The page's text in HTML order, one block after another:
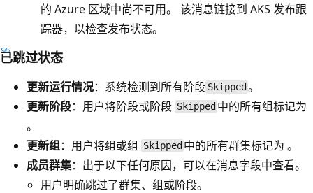
的 Azure 区域中尚不可用。 该消息链接到 AKS 发布跟
踪器，以检查发布状态。
已跳过状态
更新运行情况：系统检测到所有阶段 Skipped 。
更新阶段：用户将阶段或阶段 Skipped 中的所有组标记为
。
更新组：用户将组或组 Skipped 中的所有群集标记为 。
成员群集：出于以下任何原因，可以在消息字段中查看。
用户明确跳过了群集、组或阶段。